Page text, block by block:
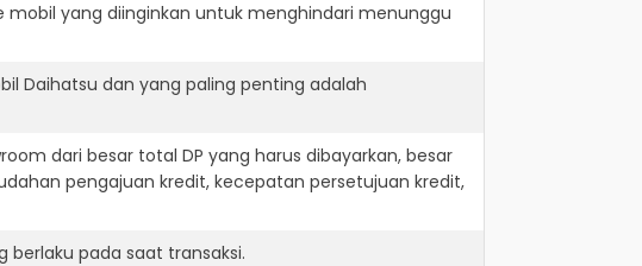
yang diinginkan untuk menghindari menunggu
Daihatsu dan yang paling penting adalah
dari besar total DP yang harus dibayarkan, besar
pengajuan kredit, kecepatan persetujuan kredit,
pada saat transaksi.